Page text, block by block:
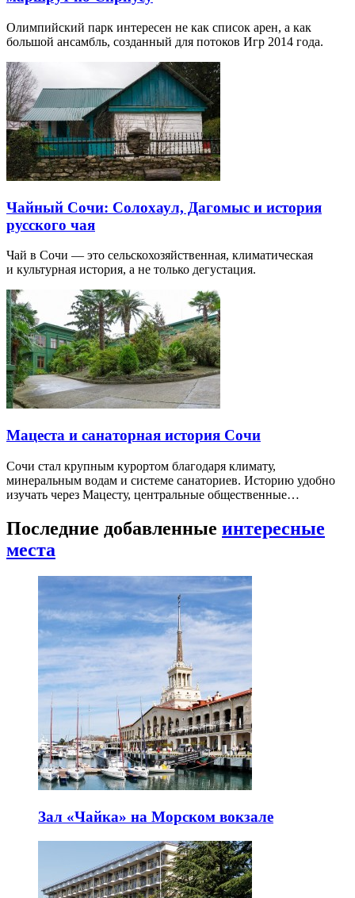
Олимпийский парк интересен не как список арен, а как
большой ансамбль, созданный для потоков Игр 2014 года.
Чайный Сочи: Солохаул, Дагомыс и история
русского чая
Чай в Сочи — это сельскохозяйственная, климатическая
и культурная история, а не только дегустация.
Мацеста и санаторная история Сочи
Сочи стал крупным курортом благодаря климату,
минеральным водам и системе санаториев. Историю удобно
изучать через Мацесту, центральные общественные…
Последние добавленные интересные
места
Зал «Чайка» на Морском вокзале